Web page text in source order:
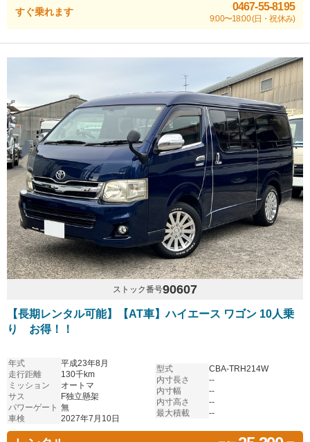
すぐ乗れます 0467-55-8195
9:00〜18:00 (日・祝休み)
ストック番号90607
【長期レンタル可能】【AT車】ハイエース ワゴン 10人乗
り お得！！
年式
平成23年8月
走行距離
130千km
ミッション
オートマ
サス
F独立懸架
パワーゲート 無
車検
2027年7月10日
型式
CBA-TRH214W
内寸長さ
--
内寸幅
--
内寸高さ
--
最大積載
--